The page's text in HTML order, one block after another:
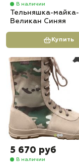
В наличии
Тельняшка-майка-
Великан Синяя
Купить
5 670 руб
В наличии